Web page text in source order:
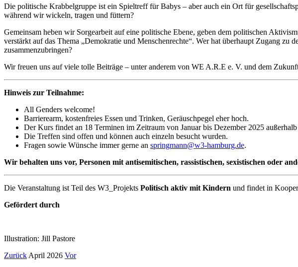
Die politische Krabbelgruppe ist ein Spieltreff für Babys – aber auch ein Ort für
während wir wickeln, tragen und füttern?
Gemeinsam heben wir Sorgearbeit auf eine politische Ebene, geben dem politischen
verstärkt auf das Thema „Demokratie und Menschenrechte“. Wer hat überhaupt Zugang
zusammenzubringen?
Wir freuen uns auf viele tolle Beiträge – unter anderem von WE A.R.E e. V. und dem
Hinweis zur Teilnahme:
All Genders welcome!
Barrierearm, kostenfreies Essen und Trinken, Geräuschpegel eher hoch.
Der Kurs findet an 18 Terminen im Zeitraum von Januar bis Dezember 2025
Die Treffen sind offen und können auch einzeln besucht wurden.
Fragen sowie Wünsche immer gerne an springmann@w3-hamburg.de.
Wir behalten uns vor, Personen mit antisemitischen, rassistischen, sexistischen oder
Die Veranstaltung ist Teil des W3_Projekts Politisch aktiv mit Kindern und findet in
Gefördert durch
Illustration: Jill Pastore
Zurück April 2026 Vor